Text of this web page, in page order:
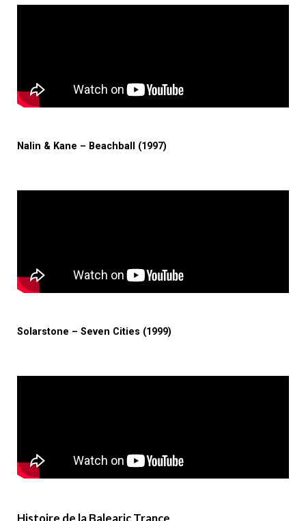
Nalin & Kane – Beachball (1997)
Solarstone – Seven Cities (1999)
Histoire de la Balearic Trance